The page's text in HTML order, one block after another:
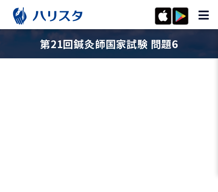
第21回鍼灸師国家試験 問題6